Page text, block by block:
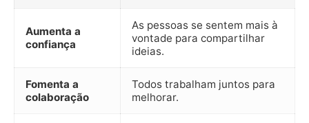
Aumenta a
confiança
As pessoas se sentem mais à
vontade para compartilhar
ideias.
Fomenta a
colaboração
Todos trabalham juntos para
melhorar.